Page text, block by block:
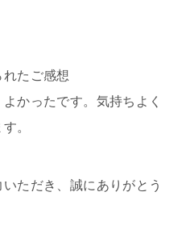
れたご感想
かったです。気持ちよく
。
ただき、誠にありがとう